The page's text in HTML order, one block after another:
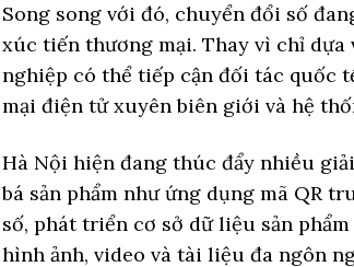
Song song với đó, chuyển đổi số
xúc tiến thương mại. Thay vì chỉ
nghiệp có thể tiếp cận đối tác quốc
mại điện tử xuyên biên giới và hệ
Hà Nội hiện đang thúc đẩy nhiều
bá sản phẩm như ứng dụng mã QR
số, phát triển cơ sở dữ liệu sản
hình ảnh, video và tài liệu đa ngôn